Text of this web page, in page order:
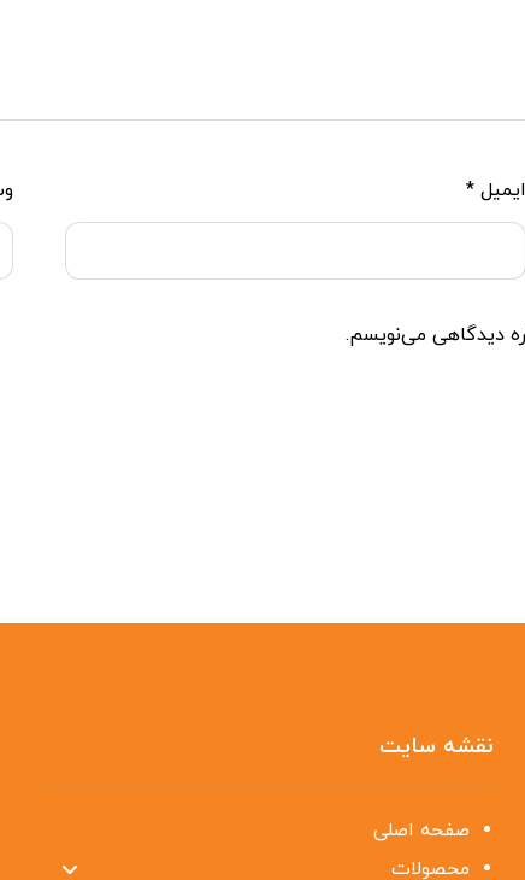
ایمیل*
دیدگاهی می‌نویسم.
نقشه سایت
صفحه اصلی
محصولات